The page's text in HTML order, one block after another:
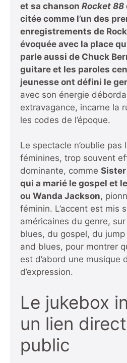
et sa chanson Rocket 88
citée comme l’un des
enregistrements de
évoquée avec la place
parle aussi de Chuck
guitare et les paroles
jeunesse ont défini le
avec son énergie
extravagance, incarne la
les codes de l’époque.
Le spectacle n’oublie pas
féminines, trop souvent
dominante, comme Sister
qui a marié le gospel et
ou Wanda Jackson,
féminin. L’accent est mis
américaines du genre,
blues, du gospel, du
and blues, pour montrer
est d’abord une musique
d’expression.
Le jukebox
un lien
public